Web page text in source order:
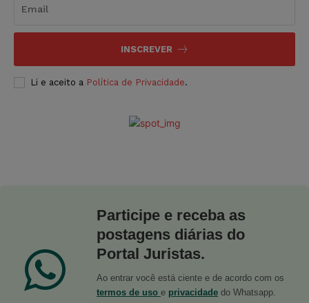
INSCREVER
Li e aceito a Política de Privacidade.
Participe e receba as
postagens diárias do
Portal Juristas.
Ao entrar você está ciente e de acordo com os
termos de uso e privacidade do Whatsapp.